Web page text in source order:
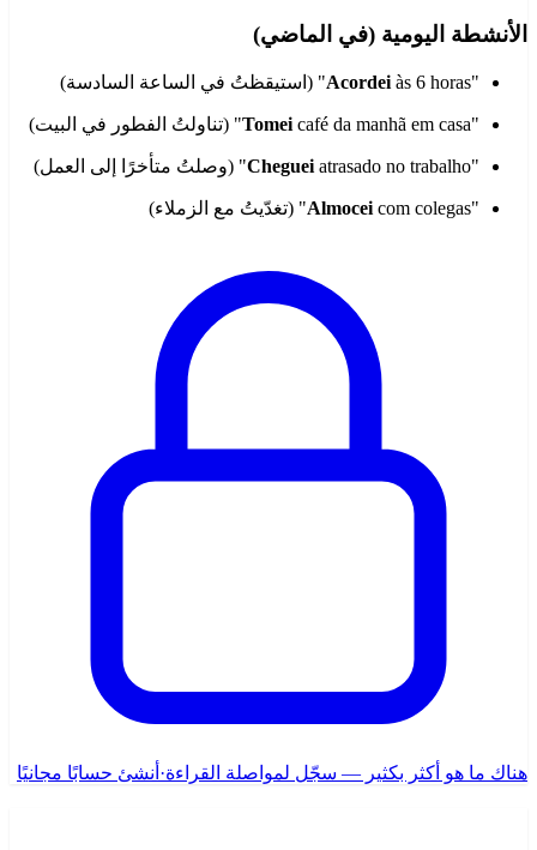
الأنشطة اليومية (في الماضي)
"
Acordei às 6 horas" (استيقظتُ في الساعة السادسة)
"
Tomei café da manhã em casa" (تناولتُ الفطور في البيت)
"
Cheguei atrasado no trabalho" (وصلتُ متأخرًا إلى العمل)
"
Almocei com colegas" (تغدّيتُ مع الزملاء)
هناك ما هو أكثر بكثير — سجّل لمواصلة القراءة· أنشئ حسابًا مجانيًا